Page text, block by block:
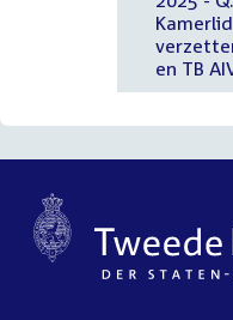
en TB